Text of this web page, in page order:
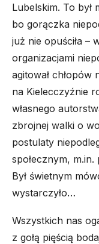
Lubelskim. To był
bo gorączka
już nie opuściła –
organizacjami
agitował
na Kielecczyźnie
własnego
zbrojnej walki o
postulaty
społecznym, m.in.
Był świetnym
wystarczyło…
Wszystkich nas
z gołą pięścią